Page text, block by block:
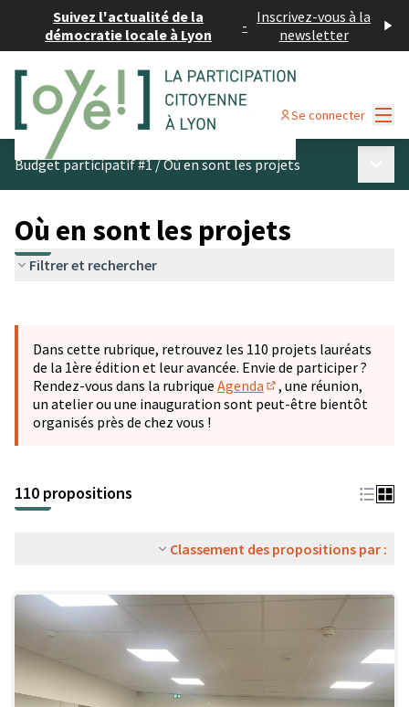
Suivez l'actualité de la
démocratie locale à Lyon
- Inscrivez-vous à la
newsletter
Se connecter
Budget participatif #1/Où en sont les projets
Où en sont les projets
Filtrer et rechercher
−
Dans cette rubrique, retrouvez les 110 projets lauréats
de la 1ère édition et leur avancée. Envie de participer ?
Rendez-vous dans la rubrique Agenda
(S'ouvre dans un
, une réunion,
un atelier ou une inauguration sont peut-être bientôt
organisés près de chez vous !
110 propositions
Classement des propositions par :